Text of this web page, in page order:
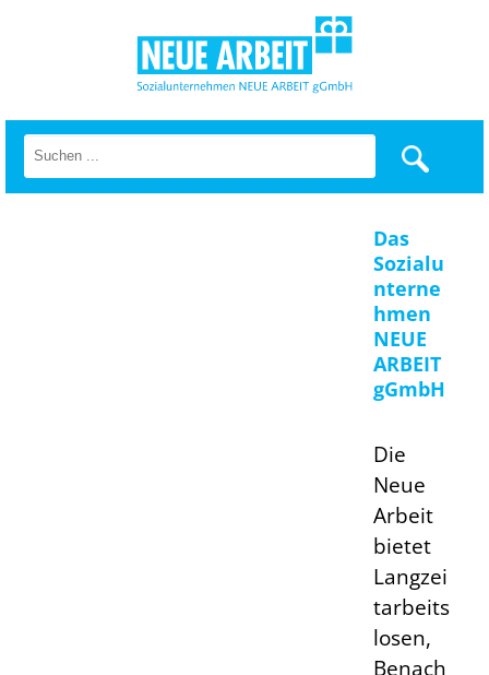
Das
Sozialu
nterne
hmen
NEUE
ARBEIT
gGmbH
Die
Neue
Arbeit
bietet
Langzei
tarbeits
losen,
Benach